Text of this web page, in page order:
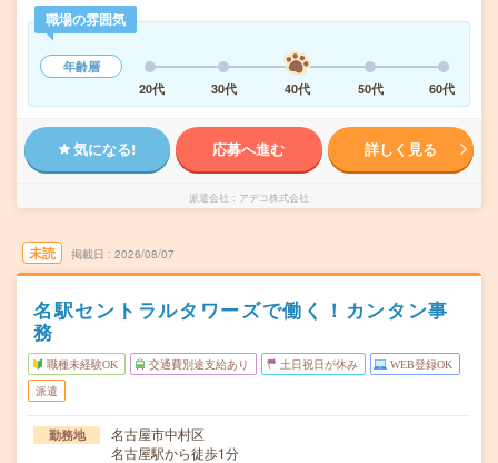
職場の雰囲気
年齢層
20代
30代 40代 50代 60代
気になる! 応募へ進む 詳しく見る
派遣会社 アデコ株式会社
未読 掲載日 2026/08/07
名駅セントラルタワーズで働く！カンタン事
務
職種未経験OK 交通費別途支給あり 土日祝日が休み WEB登録OK
派遣
勤務地
名古屋市中村区
名古屋駅から徒歩1分